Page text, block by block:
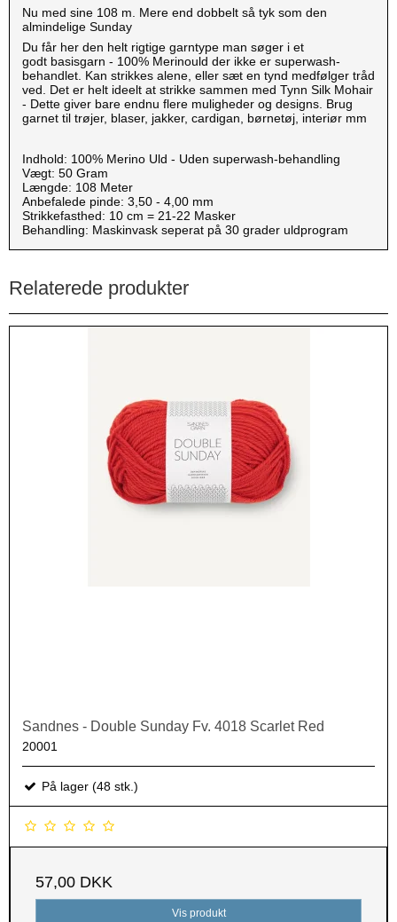
Nu med sine 108 m. Mere end dobbelt så tyk som den
almindelige Sunday
Du får her den helt rigtige garntype man søger i et
godt basisgarn - 100% Merinould der ikke er superwash-
behandlet. Kan strikkes alene, eller sæt en tynd medfølger tråd
ved. Det er helt ideelt at strikke sammen med Tynn Silk Mohair
- Dette giver bare endnu flere muligheder og designs. Brug
garnet til trøjer, blaser, jakker, cardigan, børnetøj, interiør mm
Indhold: 100% Merino Uld - Uden superwash-behandling
Vægt: 50 Gram
Længde: 108 Meter
Anbefalede pinde: 3,50 - 4,00 mm
Strikkefasthed: 10 cm = 21-22 Masker
Behandling: Maskinvask seperat på 30 grader uldprogram
Relaterede produkter
Sandnes - Double Sunday Fv. 4018 Scarlet Red
20001
På lager (48 stk.)
57,00 DKK
Vis produkt